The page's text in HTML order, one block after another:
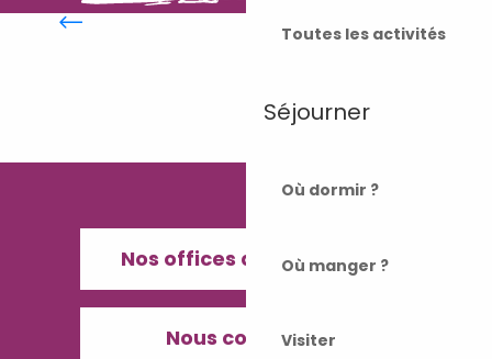
Toutes les activités
Séjourner
Où dormir ?
Où manger ?
Visiter
Une journée
Nos offices de Tourisme
Nous contacter